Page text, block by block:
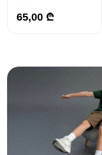
65,00 ₾